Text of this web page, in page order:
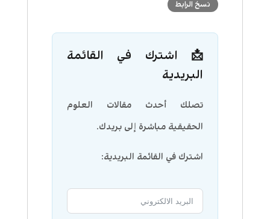
نسخ الرابط
📩 اشترك في القائمة
البريدية
تصلك أحدث مقالات العلوم
الحقيقية مباشرة إلى بريدك.
اشترك في القائمة البريدية: